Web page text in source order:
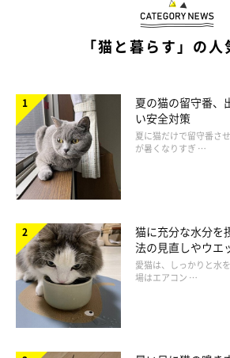
一方で、「ツンデレ異性は苦手」という人
ですが、その理由も見ていきましょう！
「猫ならいいけど、人間はいやだ」
「素直でわかりやすいほうがいい」
「ツンデレじゃなく、犬のように優しい人
わいい！」
「ツンデレよりデレデレのほうがいい」
「猫と暮らす」の
夏の猫の留守番、
い安全対策
夏に猫だけで留守番さ
が暑くなりすぎ …
猫に充分な水分を
法の見直しやウエ
方を解説
愛猫は、しっかりと水
場はエアコン …